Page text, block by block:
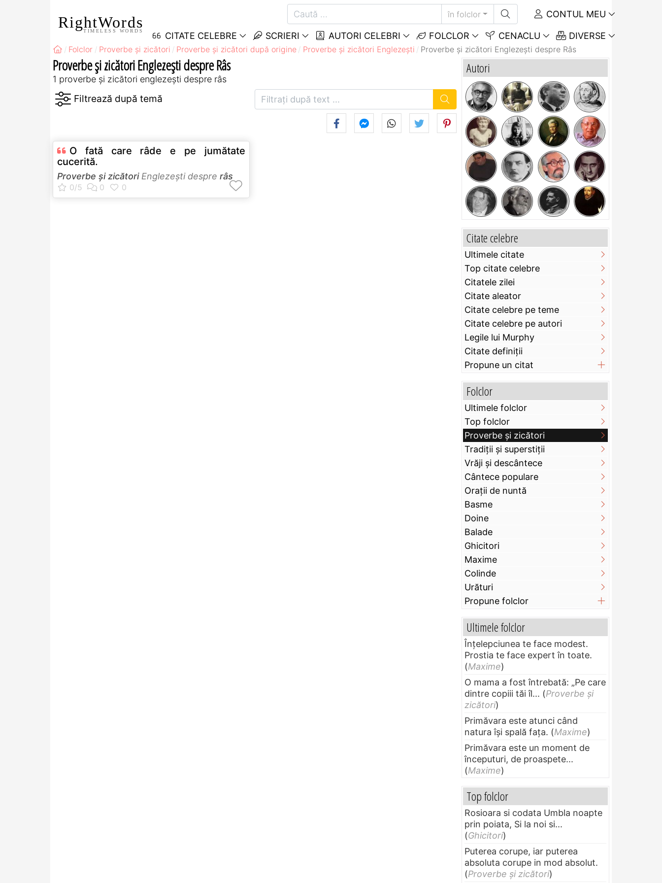
RightWords
TIMELESS WORDS
în folclor CONTUL MEU
CITATE CELEBRE SCRIERI AUTORI CELEBRI FOLCLOR CENACLU DIVERSE
Folclor Proverbe și zicători Proverbe și zicători după origine Proverbe și zicători Englezeşti Proverbe și zicători Englezeşti despre Râs
Proverbe și zicători Englezeşti despre Râs
1 proverbe și zicători englezeşti despre râs
O fată care râde e pe jumătate
cucerită.
Proverbe și zicătoriEnglezeşti despre râs
Autori
Citate celebre
Ultimele citate
Top citate celebre
Citatele zilei
Citate aleator
Citate celebre pe teme
Citate celebre pe autori
Legile lui Murphy
Citate definiţii
Propune un citat
Folclor
Ultimele folclor
Top folclor
Proverbe și zicători
Tradiții și superstiții
Vrăji și descântece
Cântece populare
Orații de nuntă
Basme
Doine
Balade
Ghicitori
Maxime
Colinde
Urături
Propune folclor
Ultimele folclor
Înțelepciunea te face modest.
Prostia te face expert în toate.
(Maxime)
O mama a fost întrebată: „Pe care
dintre copiii tăi îl... (Proverbe și
zicători)
Primăvara este atunci când
natura își spală fața. (Maxime)
Primăvara este un moment de
începuturi, de proaspete...
(Maxime)
Top folclor
Rosioara si codata Umbla noapte
prin poiata, Si la noi si...
(Ghicitori)
Puterea corupe, iar puterea
absoluta corupe in mod absolut.
(Proverbe și zicători)